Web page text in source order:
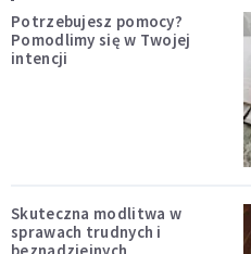
Potrzebujesz pomocy?
Pomodlimy się w Twojej
intencji
Skuteczna modlitwa w
sprawach trudnych i
beznadziejnych